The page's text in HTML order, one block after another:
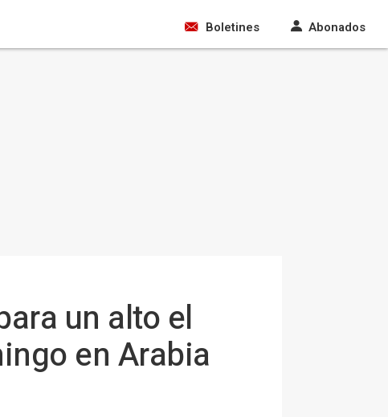
Boletines Abonados
un alto el
en Arabia